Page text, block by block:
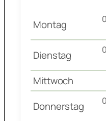
Montag
Dienstag
Mittwoch
Donnerstag